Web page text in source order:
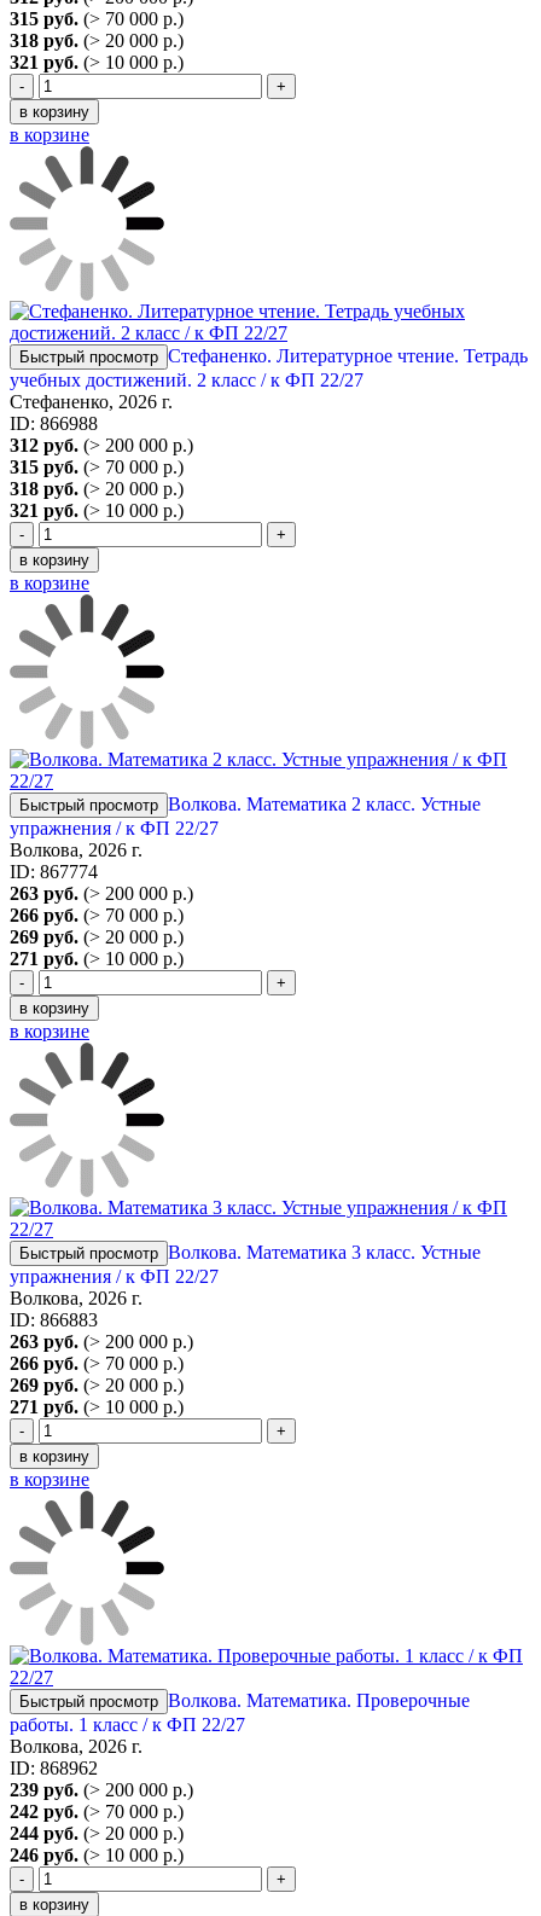
315 руб. (> 70 000 р.)
318 руб. (> 20 000 р.)
321 руб. (> 10 000 р.)
-
+
в корзину
в корзине
Быстрый просмотр Стефаненко. Литературное чтение. Тетрадь
учебных достижений. 2 класс / к ФП 22/27
Стефаненко, 2026 г.
ID: 866988
312 руб. (> 200 000 р.)
315 руб. (> 70 000 р.)
318 руб. (> 20 000 р.)
321 руб. (> 10 000 р.)
-
+
в корзину
в корзине
Быстрый просмотр Волкова. Математика 2 класс. Устные
упражнения / к ФП 22/27
Волкова, 2026 г.
ID: 867774
263 руб. (> 200 000 р.)
266 руб. (> 70 000 р.)
269 руб. (> 20 000 р.)
271 руб. (> 10 000 р.)
-
+
в корзину
в корзине
Быстрый просмотр Волкова. Математика 3 класс. Устные
упражнения / к ФП 22/27
Волкова, 2026 г.
ID: 866883
263 руб. (> 200 000 р.)
266 руб. (> 70 000 р.)
269 руб. (> 20 000 р.)
271 руб. (> 10 000 р.)
-
+
в корзину
в корзине
Быстрый просмотр Волкова. Математика. Проверочные
работы. 1 класс / к ФП 22/27
Волкова, 2026 г.
ID: 868962
239 руб. (> 200 000 р.)
242 руб. (> 70 000 р.)
244 руб. (> 20 000 р.)
246 руб. (> 10 000 р.)
-
+
в корзину